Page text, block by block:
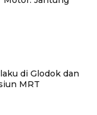
di Glodok dan
MRT